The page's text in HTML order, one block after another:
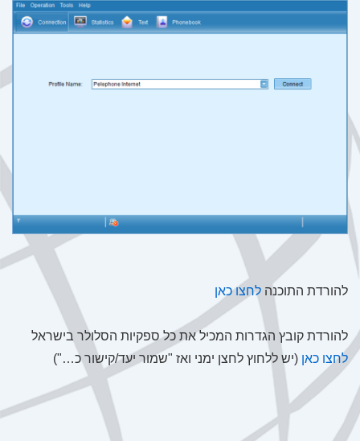
להורדת התוכנה לחצו כאן
להורדת קובץ הגדרות המכיל את כל ספקיות הסלולר בישראל
לחצו כאן(יש ללחוץ לחצן ימני ואז "שמור יעד/קישור כ…")